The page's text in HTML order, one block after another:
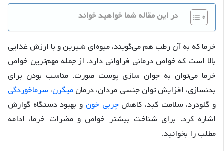
در این مقاله شما خواهید خواند
خرما که به آن رطب هم می‌گویند، میوه‌ای شیرین و با ارزش غذایی
بالا است که خواص درمانی فراوانی دارد. از جمله مهم‌ترین خواص
خرما می‌توان به جوان سازی پوست صورت، مناسب بودن برای
بدنسازی، افزایش توان جنسی مردان، درمانمیگرن، سرماخوردگی
و گلودرد، سلامت کبد، کاهشچربی خون و بهبود دستگاه گوارش
اشاره کرد. برای شناخت بیشتر خواص و مضرات خرما، ادامه
مطلب را بخوانید.